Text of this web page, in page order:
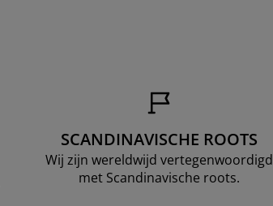
SCANDINAVISCHE ROOTS
Wij zijn wereldwijd vertegenwoordigd
met Scandinavische roots.